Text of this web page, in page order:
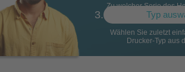
Zu welcher Serie des
3.
Wählen Sie zuletzt
Drucker-Typ aus